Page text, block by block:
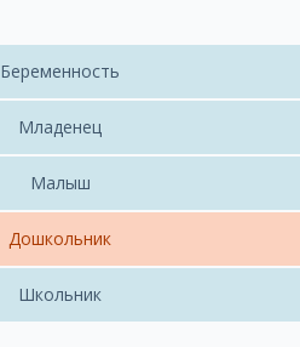
Беременность
Младенец
Малыш
Дошкольник
Школьник